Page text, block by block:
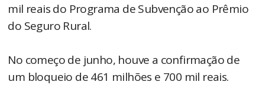
mil reais do Programa de Subvenção ao Prêmio
do Seguro Rural.
No começo de junho, houve a confirmação de
um bloqueio de 461 milhões e 700 mil reais.